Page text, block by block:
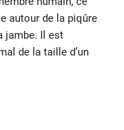
autour de la piqûre
jambe. Il est
de la taille d’un